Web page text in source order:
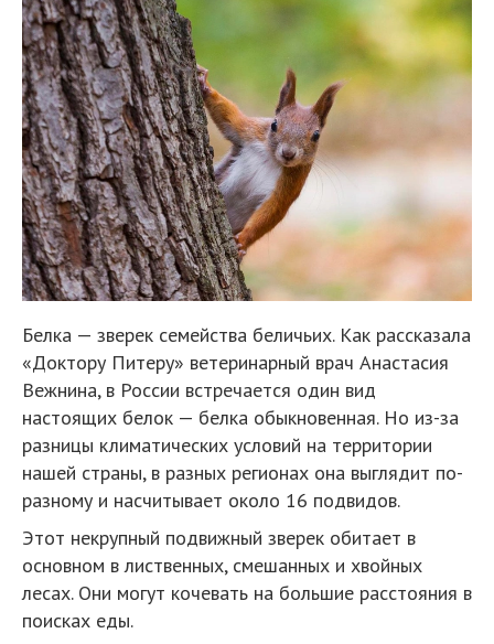
Белка — зверек семейства беличьих. Как рассказала
«Доктору Питеру» ветеринарный врач Анастасия
Вежнина, в России встречается один вид
настоящих белок — белка обыкновенная. Но из-за
разницы климатических условий на территории
нашей страны, в разных регионах она выглядит по-
разному и насчитывает около 16 подвидов.
Этот некрупный подвижный зверек обитает в
основном в лиственных, смешанных и хвойных
лесах. Они могут кочевать на большие расстояния в
поисках еды.